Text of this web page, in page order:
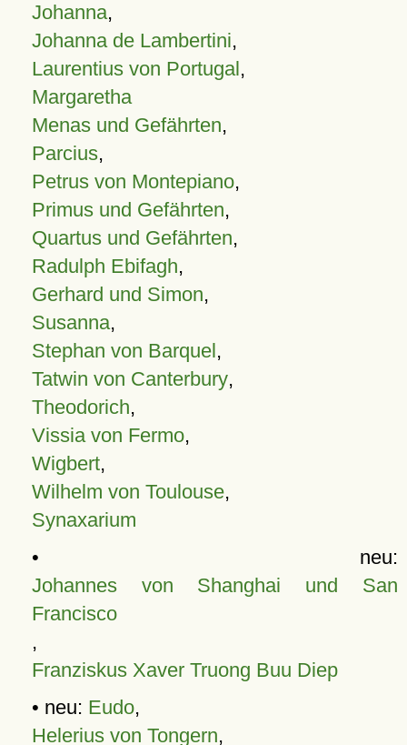
Johanna,
Johanna de Lambertini,
Laurentius von Portugal,
Margaretha
Menas und Gefährten,
Parcius,
Petrus von Montepiano,
Primus und Gefährten,
Quartus und Gefährten,
Radulph Ebifagh,
Gerhard und Simon,
Susanna,
Stephan von Barquel,
Tatwin von Canterbury,
Theodorich,
Vissia von Fermo,
Wigbert,
Wilhelm von Toulouse,
Synaxarium
• neu:
Johannes von Shanghai und San
Francisco
,
Franziskus Xaver Truong Buu Diep
• neu: Eudo,
Helerius von Tongern,